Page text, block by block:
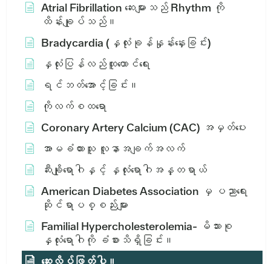
Atrial Fibrillation ဆေးများသည် Rhythm ကို
ထိန်းချုပ်သည်။
Bradycardia (နှလုံးခုန်နှုန်းနှေးခြင်း)
နှလုံးပြန်လည်ထူထောင်ရေး
ရင်ဘတ်အောင့်ခြင်း။
ကိုလက်စထရော
Coronary Artery Calcium (CAC) အမှတ်ပေး
အာမခံထားသူ လူနာအချက်အလက်
ဆီးချိုရောဂါနှင့် နှလုံးရောဂါအန္တရာယ်
American Diabetes Association မှ ပညာရေး
ဆိုင်ရာပစ္စည်းများ
Familial Hypercholesterolemia- မိသားစု
နှလုံးရောဂါကို ခံစားသိရှိခြင်း။